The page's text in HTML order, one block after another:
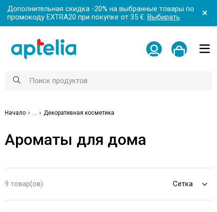
Дополнительная скидка -20% на выбранные товары по
промокоду EXTRA20 при покупке от 35 €: Выбирать
Начало Декоративная косметика
Ароматы для дома
9 товар(ов)